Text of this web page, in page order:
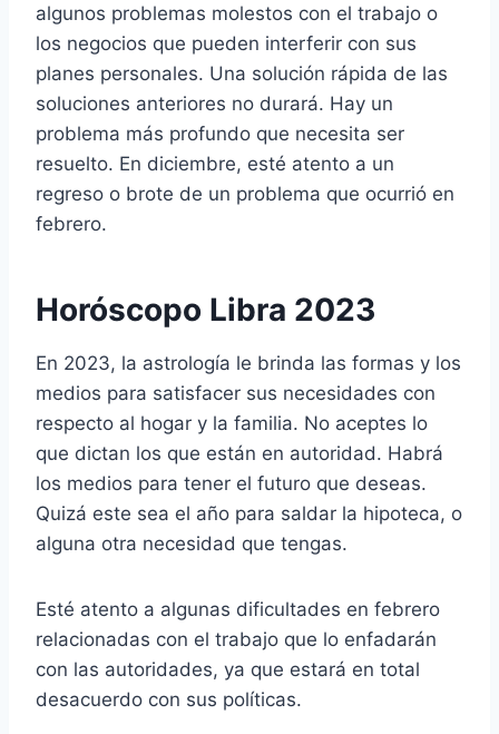
algunos problemas molestos con el trabajo o
los negocios que pueden interferir con sus
planes personales. Una solución rápida de las
soluciones anteriores no durará. Hay un
problema más profundo que necesita ser
resuelto. En diciembre, esté atento a un
regreso o brote de un problema que ocurrió en
febrero.
Horóscopo Libra 2023
En 2023, la astrología le brinda las formas y los
medios para satisfacer sus necesidades con
respecto al hogar y la familia. No aceptes lo
que dictan los que están en autoridad. Habrá
los medios para tener el futuro que deseas.
Quizá este sea el año para saldar la hipoteca, o
alguna otra necesidad que tengas.
Esté atento a algunas dificultades en febrero
relacionadas con el trabajo que lo enfadarán
con las autoridades, ya que estará en total
desacuerdo con sus políticas.